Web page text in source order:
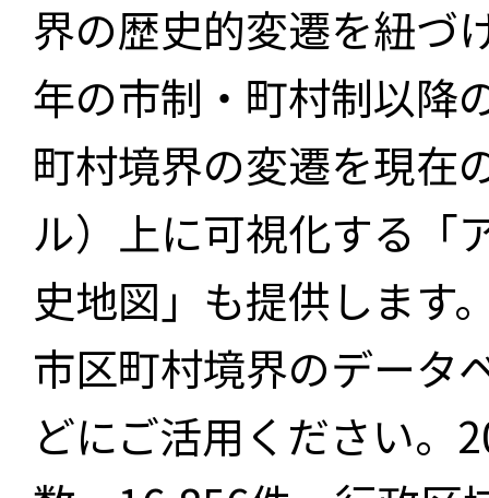
界の歴史的変遷を紐づ
年の市制・町村制以降
町村境界の変遷を現在
ル）上に可視化する「
史地図」も提供します
市区町村境界のデータ
どにご活用ください。